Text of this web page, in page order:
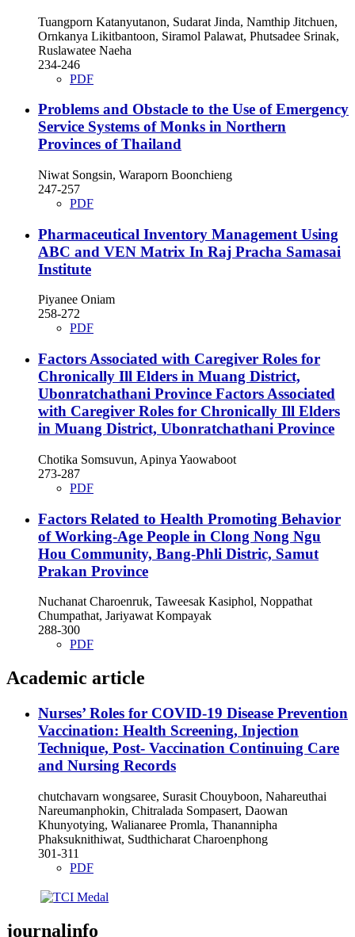
Tuangporn Katanyutanon, Sudarat Jinda, Namthip Jitchuen,
Ornkanya Likitbantoon, Siramol Palawat, Phutsadee Srinak,
Ruslawatee Naeha
234-246
PDF
Problems and Obstacle to the Use of Emergency
Service Systems of Monks in Northern
Provinces of Thailand
Niwat Songsin, Waraporn Boonchieng
247-257
PDF
Pharmaceutical Inventory Management Using
ABC and VEN Matrix In Raj Pracha Samasai
Institute
Piyanee Oniam
258-272
PDF
Factors Associated with Caregiver Roles for
Chronically Ill Elders in Muang District,
Ubonratchathani Province Factors Associated
with Caregiver Roles for Chronically Ill Elders
in Muang District, Ubonratchathani Province
Chotika Somsuvun, Apinya Yaowaboot
273-287
PDF
Factors Related to Health Promoting Behavior
of Working-Age People in Clong Nong Ngu
Hou Community, Bang-Phli Distric, Samut
Prakan Province
Nuchanat Charoenruk, Taweesak Kasiphol, Noppathat
Chumpathat, Jariyawat Kompayak
288-300
PDF
Academic article
Nurses’ Roles for COVID-19 Disease Prevention
Vaccination: Health Screening, Injection
Technique, Post- Vaccination Continuing Care
and Nursing Records
chutchavarn wongsaree, Surasit Chouyboon, Nahareuthai
Nareumanphokin, Chitralada Sompasert, Daowan
Khunyotying, Walianaree Promla, Thanannipha
Phaksuknithiwat, Sudthicharat Charoenphong
301-311
PDF
journalinfo